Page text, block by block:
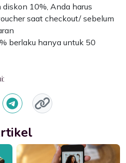
10%, Anda harus
saat checkout/ sebelum
berlaku hanya untuk 50